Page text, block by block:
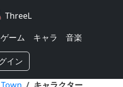
ThreeL
ゲーム キャラ 音楽
イン